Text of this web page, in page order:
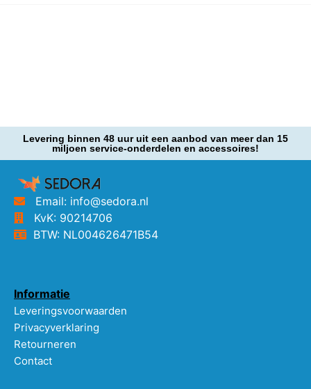
Levering binnen 48 uur uit een aanbod van meer dan 15
miljoen service-onderdelen en accessoires!
Email: info@sedora.nl
KvK: 90214706
BTW: NL004626471B54
Informatie
Leveringsvoorwaarden
Privacyverklaring
Retourneren
Contact